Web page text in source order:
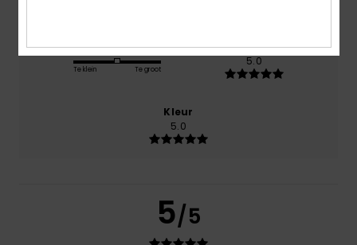
Maat
Te klein Te groot
Materiaal
5.0
Kleur
5.0
5/5